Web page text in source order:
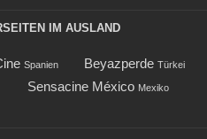
IM AUSLAND
Spanien Beyazperde Türkei
Sensacine México Mexiko